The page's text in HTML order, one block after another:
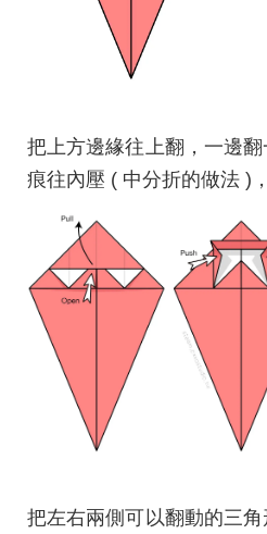
把上方邊緣往上翻，一邊
痕往內壓 ( 中分折的做法 )
把左右兩側可以翻動的三